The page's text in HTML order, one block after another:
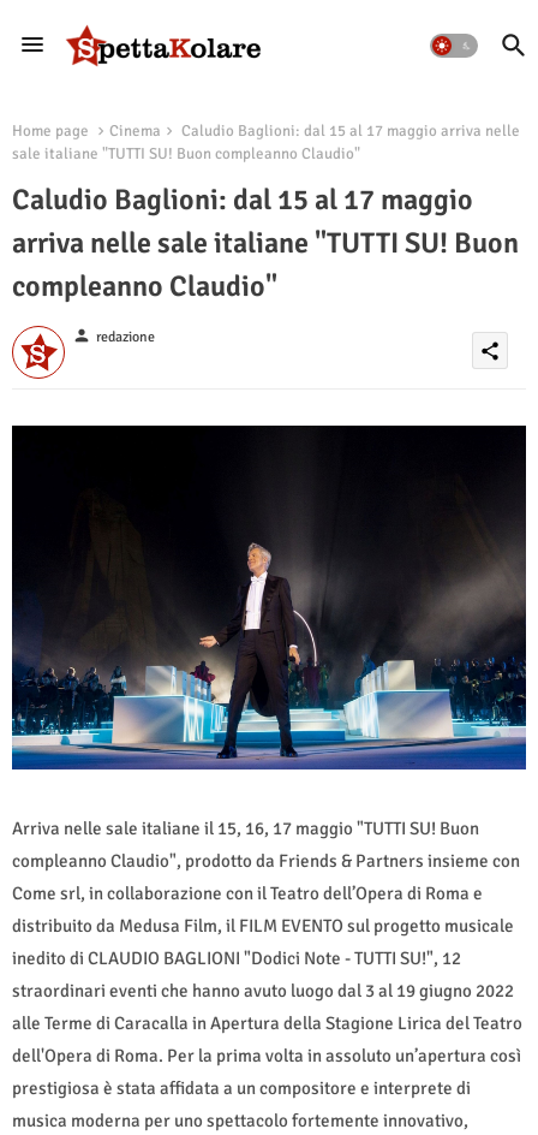
Home page Cinema
Caludio Baglioni: dal 15 al 17 maggio arriva nelle
sale italiane "TUTTI SU! Buon compleanno Claudio"
Caludio Baglioni: dal 15 al 17 maggio
arriva nelle sale italiane "TUTTI SU! Buon
compleanno Claudio"
person redazione
share
Arriva nelle sale italiane il 15, 16, 17 maggio "TUTTI SU! Buon
compleanno Claudio", prodotto da Friends & Partners insieme con
Come srl, in collaborazione con il Teatro dell’Opera di Roma e
distribuito da Medusa Film, il FILM EVENTO sul progetto musicale
inedito di CLAUDIO BAGLIONI "Dodici Note - TUTTI SU!", 12
straordinari eventi che hanno avuto luogo dal 3 al 19 giugno 2022
alle Terme di Caracalla in Apertura della Stagione Lirica del Teatro
dell'Opera di Roma. Per la prima volta in assoluto un’apertura così
prestigiosa è stata affidata a un compositore e interprete di
musica moderna per uno spettacolo fortemente innovativo,